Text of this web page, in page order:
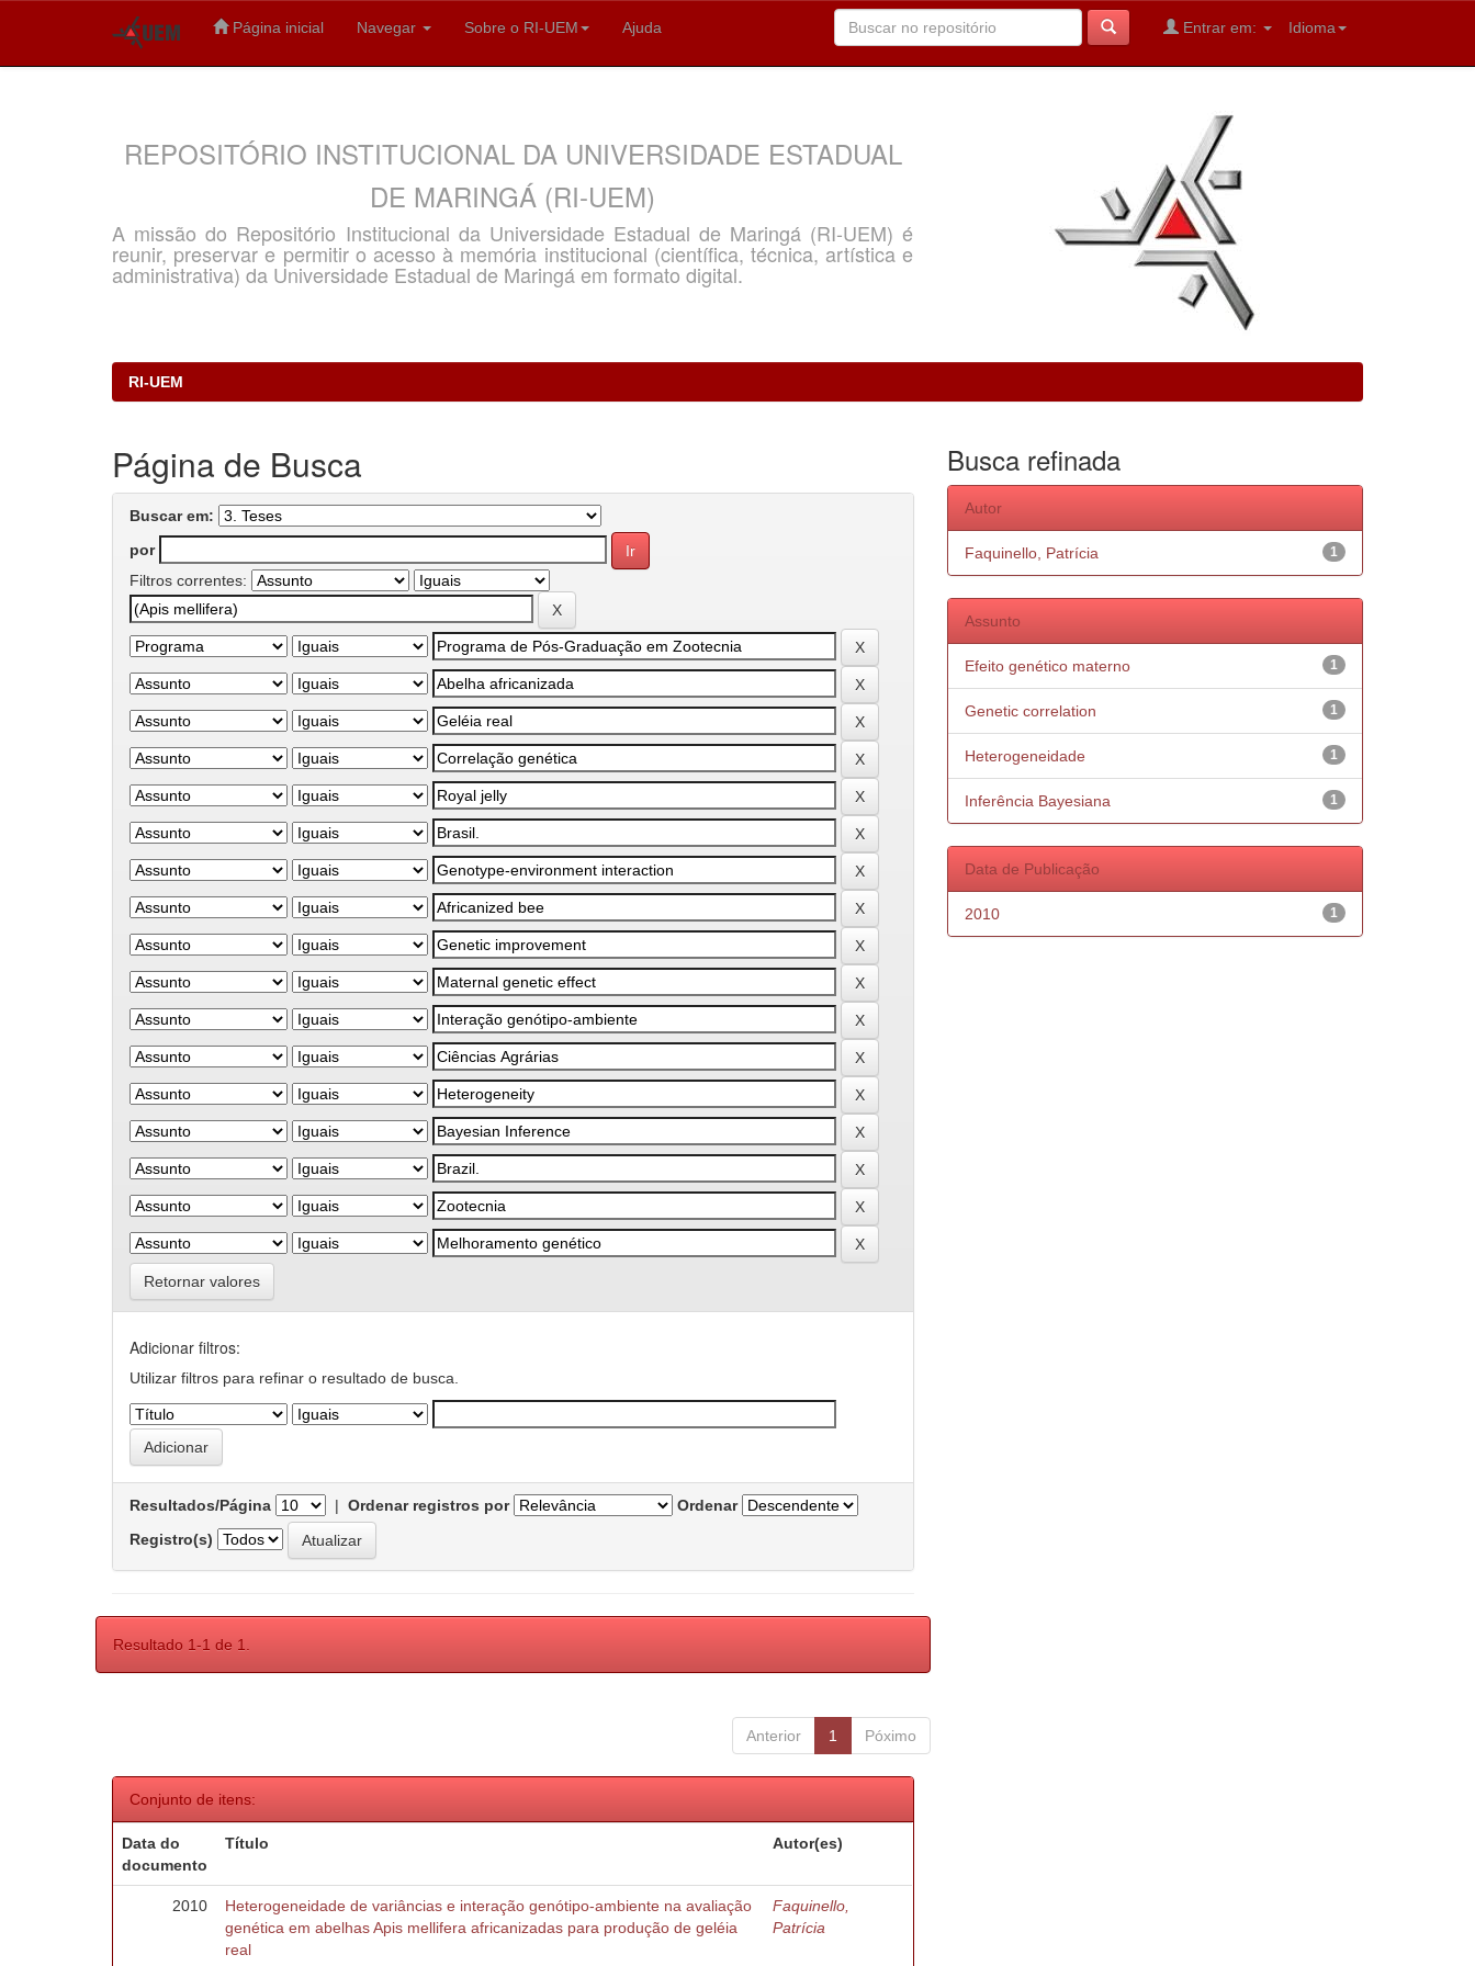
Página inicial Navegar Sobre o RI-UEM Ajuda Idioma
Entrar em:
REPOSITÓRIO INSTITUCIONAL DA UNIVERSIDADE ESTADUAL
DE MARINGÁ (RI-UEM)
A missão do Repositório Institucional da Universidade Estadual de Maringá (RI-UEM) é
reunir, preservar e permitir o acesso à memória institucional (científica, técnica, artística e
administrativa) da Universidade Estadual de Maringá em formato digital.
RI-UEM
Página de Busca
Buscar em:
por
Filtros correntes:
Retornar valores
Adicionar filtros:
Utilizar filtros para refinar o resultado de busca.
Resultados/Página | Ordenar registros por
Ordenar
Registro(s)
Resultado 1-1 de 1.
Anterior 1 Póximo
Conjunto de itens:
Data do
documento
Título Autor(es)
2010
Heterogeneidade de variâncias e interação genótipo-ambiente na avaliação
genética em abelhas Apis mellifera africanizadas para produção de geléia
real
Faquinello,
Patrícia
Busca refinada
Autor
1
Faquinello, Patrícia
Assunto
1
Efeito genético materno
1
Genetic correlation
1
Heterogeneidade
1
Inferência Bayesiana
Data de Publicação
1
2010